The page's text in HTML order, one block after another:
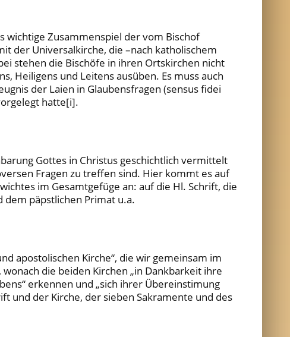
wichtige Zusammenspiel der vom Bischof
der Universalkirche, die –nach katholischem
stehen die Bischöfe in ihren Ortskirchen nicht
Heiligens und Leitens ausüben. Es muss auch
der Laien in Glaubensfragen (sensus fidei
hatte[i].
Gottes in Christus geschichtlich vermittelt
Fragen zu treffen sind. Hier kommt es auf
im Gesamtgefüge an: auf die Hl. Schrift, die
dem päpstlichen Primat u.a.
apostolischen Kirche“, die wir gemeinsam im
die beiden Kirchen „in Dankbarkeit ihre
erkennen und „sich ihrer Übereinstimung
und der Kirche, der sieben Sakramente und des